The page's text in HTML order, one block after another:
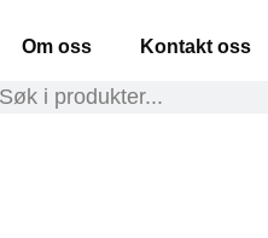
Om oss Kontakt oss